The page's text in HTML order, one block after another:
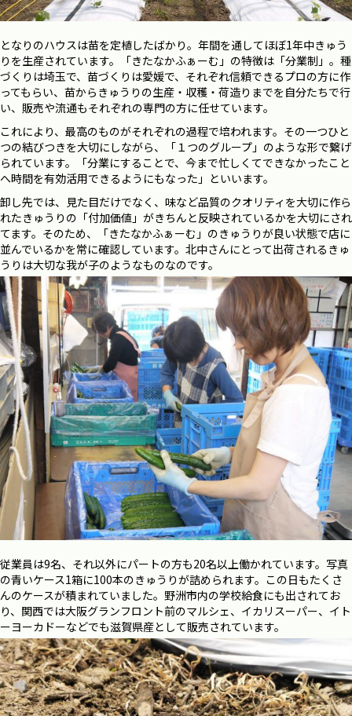
となりのハウスは苗を定植したばかり。年間を通してほぼ1年中きゅう
りを生産されています。「きたなかふぁーむ」の特徴は「分業制」。種
づくりは埼玉で、苗づくりは愛媛で、それぞれ信頼できるプロの方に作
ってもらい、苗からきゅうりの生産・収穫・荷造りまでを自分たちで行
い、販売や流通もそれぞれの専門の方に任せています。
これにより、最高のものがそれぞれの過程で培われます。その一つひと
つの結びつきを大切にしながら、「１つのグループ」のような形で繋げ
られています。「分業にすることで、今まで忙しくてできなかったこと
へ時間を有効活用できるようにもなった」といいます。
卸し先では、見た目だけでなく、味など品質のクオリティを大切に作ら
れたきゅうりの「付加価値」がきちんと反映されているかを大切にされ
てます。そのため、「きたなかふぁーむ」のきゅうりが良い状態で店に
並んでいるかを常に確認しています。北中さんにとって出荷されるきゅ
うりは大切な我が子のようなものなのです。
従業員は9名、それ以外にパートの方も20名以上働かれています。写真
の青いケース1箱に100本のきゅうりが詰められます。この日もたくさ
んのケースが積まれていました。野洲市内の学校給食にも出されてお
り、関西では大阪グランフロント前のマルシェ、イカリスーパー、イト
ーヨーカドーなどでも滋賀県産として販売されています。